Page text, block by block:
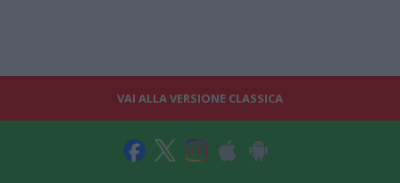
VAI ALLA VERSIONE CLASSICA